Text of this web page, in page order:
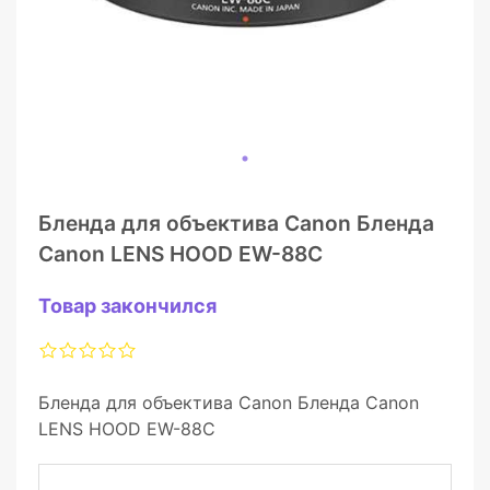
Бленда для объектива Canon Бленда
Canon LENS HOOD EW-88C
Товар закончился
Бленда для объектива Canon Бленда Canon
LENS HOOD EW-88C